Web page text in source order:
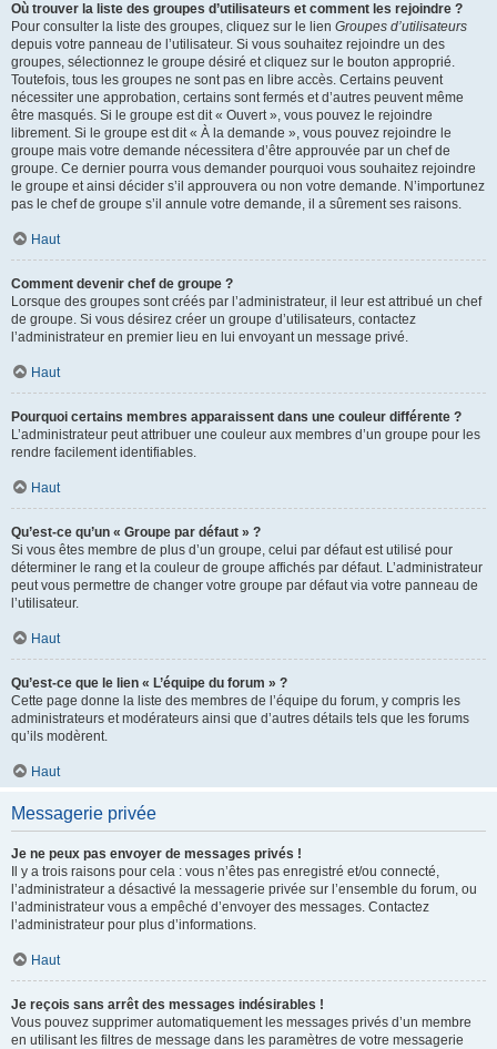
Où trouver la liste des groupes d’utilisateurs et comment les rejoindre ?
Pour consulter la liste des groupes, cliquez sur le lien Groupes d’utilisateurs
depuis votre panneau de l’utilisateur. Si vous souhaitez rejoindre un des
groupes, sélectionnez le groupe désiré et cliquez sur le bouton approprié.
Toutefois, tous les groupes ne sont pas en libre accès. Certains peuvent
nécessiter une approbation, certains sont fermés et d’autres peuvent même
être masqués. Si le groupe est dit « Ouvert », vous pouvez le rejoindre
librement. Si le groupe est dit « À la demande », vous pouvez rejoindre le
groupe mais votre demande nécessitera d’être approuvée par un chef de
groupe. Ce dernier pourra vous demander pourquoi vous souhaitez rejoindre
le groupe et ainsi décider s’il approuvera ou non votre demande. N’importunez
pas le chef de groupe s’il annule votre demande, il a sûrement ses raisons.
Haut
Comment devenir chef de groupe ?
Lorsque des groupes sont créés par l’administrateur, il leur est attribué un chef
de groupe. Si vous désirez créer un groupe d’utilisateurs, contactez
l’administrateur en premier lieu en lui envoyant un message privé.
Haut
Pourquoi certains membres apparaissent dans une couleur différente ?
L’administrateur peut attribuer une couleur aux membres d’un groupe pour les
rendre facilement identifiables.
Haut
Qu’est-ce qu’un « Groupe par défaut » ?
Si vous êtes membre de plus d’un groupe, celui par défaut est utilisé pour
déterminer le rang et la couleur de groupe affichés par défaut. L’administrateur
peut vous permettre de changer votre groupe par défaut via votre panneau de
l’utilisateur.
Haut
Qu’est-ce que le lien « L’équipe du forum » ?
Cette page donne la liste des membres de l’équipe du forum, y compris les
administrateurs et modérateurs ainsi que d’autres détails tels que les forums
qu’ils modèrent.
Haut
Messagerie privée
Je ne peux pas envoyer de messages privés !
Il y a trois raisons pour cela : vous n’êtes pas enregistré et/ou connecté,
l’administrateur a désactivé la messagerie privée sur l’ensemble du forum, ou
l’administrateur vous a empêché d’envoyer des messages. Contactez
l’administrateur pour plus d’informations.
Haut
Je reçois sans arrêt des messages indésirables !
Vous pouvez supprimer automatiquement les messages privés d’un membre
en utilisant les filtres de message dans les paramètres de votre messagerie